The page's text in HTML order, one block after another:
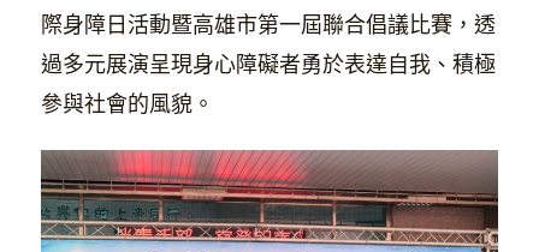
際身障日活動暨高雄市第一屆聯合倡議比賽，透
過多元展演呈現身心障礙者勇於表達自我、積極
參與社會的風貌。